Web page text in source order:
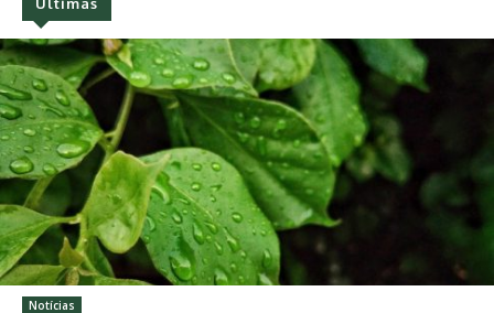
Últimas
Notícias